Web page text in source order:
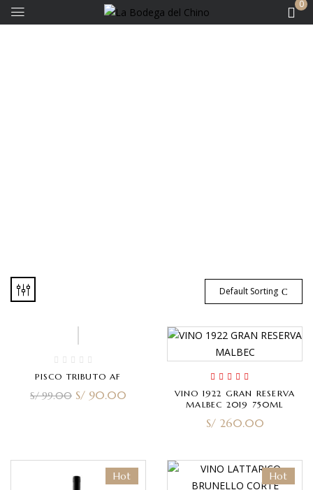
0
Default Sorting
PISCO TRIBUTO AF
S/99.00 S/ 90.00 Rated4.00
out of 5
VINO 1922 GRAN RESERVA
MALBEC 2019 750ML
S/260.00
Hot Hot